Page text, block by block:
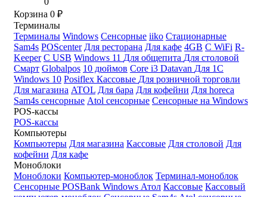
Корзина 0 ₽
Терминалы
Терминалы Windows Сенсорные iiko Стационарные
Sam4s POScenter Для ресторана Для кафе 4GB С WiFi R-
Keeper С USB Windows 11 Для общепита Для столовой
Смарт Globalpos 10 дюймов Core i3 Datavan Для 1С
Windows 10 Posiflex Кассовые Для розничной торговли
Для магазина ATOL Для бара Для кофейни Для horeca
Sam4s сенсорные Atol сенсорные Сенсорные на Windows
POS-кассы
POS-кассы
Компьютеры
Компьютеры Для магазина Кассовые Для столовой Для
кофейни Для кафе
Моноблоки
Моноблоки Компьютер-моноблок Терминал-моноблок
Сенсорные POSBank Windows Атол Кассовые Кассовый